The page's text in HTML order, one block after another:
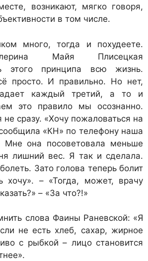
возникают, мягко говоря,
в том числе.
много, тогда и похудеете.
Майя Плисецкая
этого принципа всю жизнь.
просто. И правильно. Но нет,
каждый третий, а то и
это правило мы осознанно.
сразу. «Хочу пожаловаться на
«КН» по телефону наша
Мне она посоветовала меньше
лишний вес. Я так и сделала.
Зато голова теперь болит
хочу». – «Тогда, может, врачу
– «За что?!»
слова Фаины Раневской: «Я
не есть хлеб, сахар, жирное
с рыбкой – лицо становится